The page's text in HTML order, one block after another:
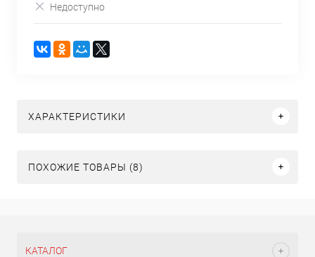
Недоступно
ХАРАКТЕРИСТИКИ
ПОХОЖИЕ ТОВАРЫ (8)
КАТАЛОГ